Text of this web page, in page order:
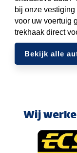
bij onze
voor uw voertuig
trekhaak direct
Bekijk alle
Wij